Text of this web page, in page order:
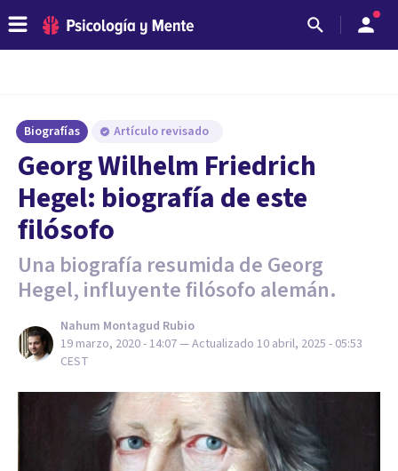
Biografías Artículo revisado
Georg Wilhelm Friedrich
Hegel: biografía de este
filósofo
Una biografía resumida de Georg
Hegel, influyente filósofo alemán.
Nahum Montagud Rubio
19 marzo, 2020 - 14:07— Actualizado 10 abril, 2025 - 05:53
CEST